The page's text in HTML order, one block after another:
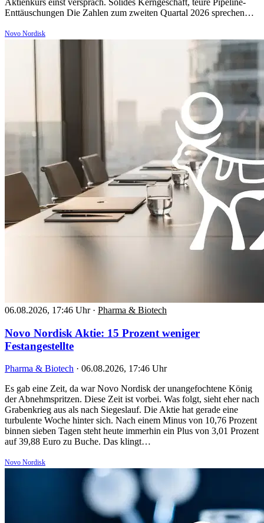
Aktienkurs einst versprach. Solides Kerngeschäft, teure Pipeline-
Enttäuschungen Die Zahlen zum zweiten Quartal 2026 sprechen…
Novo Nordisk
06.08.2026, 17:46 Uhr · Pharma & Biotech
Novo Nordisk Aktie: 15 Prozent weniger
Festangestellte
Pharma & Biotech · 06.08.2026, 17:46 Uhr
Es gab eine Zeit, da war Novo Nordisk der unangefochtene König
der Abnehmspritzen. Diese Zeit ist vorbei. Was folgt, sieht eher nach
Grabenkrieg aus als nach Siegeslauf. Die Aktie hat gerade eine
turbulente Woche hinter sich. Nach einem Minus von 10,76 Prozent
binnen sieben Tagen steht heute immerhin ein Plus von 3,01 Prozent
auf 39,88 Euro zu Buche. Das klingt…
Novo Nordisk